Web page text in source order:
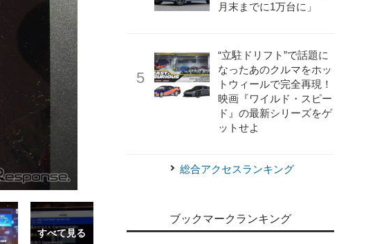
月末までに1万台に」
“立駐ドリフト”で話題に
なったあのクルマをホッ
トウィールで完全再現！
映画『ワイルド・スピー
ド』の最新シリーズをゲ
ットせよ
総合アクセスランキング
ブックマークランキング